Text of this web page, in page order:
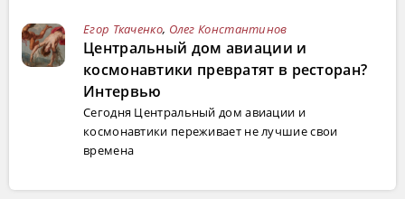
Егор Ткаченко, Олег Константинов
Центральный дом авиации и
космонавтики превратят в ресторан?
Интервью
Сегодня Центральный дом авиации и
космонавтики переживает не лучшие свои
времена